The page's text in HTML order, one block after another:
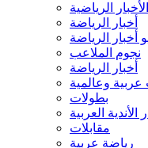
الأخبار الرياضية
أخبار الرياضة
أخبار الرياضة
نجوم الملاعب
أخبار الرياضة
وعالمية
بطولات
الأندية العربية
مقابلات
رياضة عربية